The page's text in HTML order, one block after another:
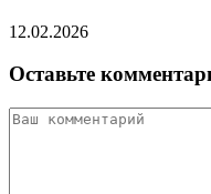
12.02.2026
Оставьте